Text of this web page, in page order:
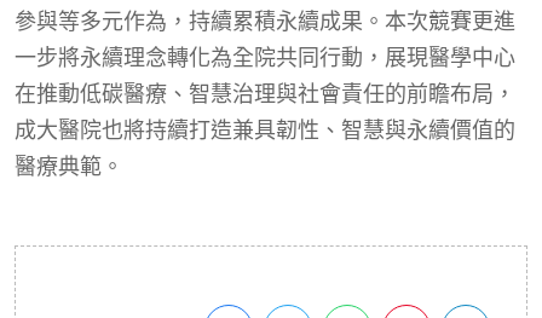
參與等多元作為，持續累積永續成果。本次競賽更進
一步將永續理念轉化為全院共同行動，展現醫學中心
在推動低碳醫療、智慧治理與社會責任的前瞻布局，
成大醫院也將持續打造兼具韌性、智慧與永續價值的
醫療典範。